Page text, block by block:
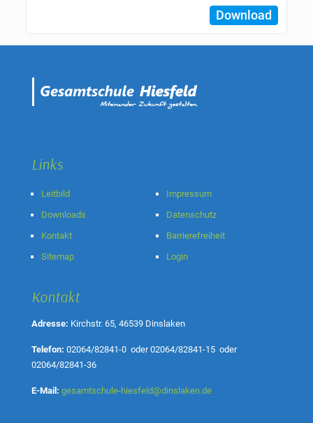
Download
Links
Leitbild
Downloads
Kontakt
Sitemap
Impressum
Datenschutz
Barrierefreiheit
Login
Kontakt
Adresse: Kirchstr. 65, 46539 Dinslaken
Telefon: 02064/82841-0 oder02064/82841-15 oder
02064/82841-36
E-Mail: gesamtschule-hiesfeld@dinslaken.de